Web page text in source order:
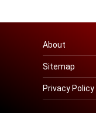
About
Sitemap
Privacy Policy